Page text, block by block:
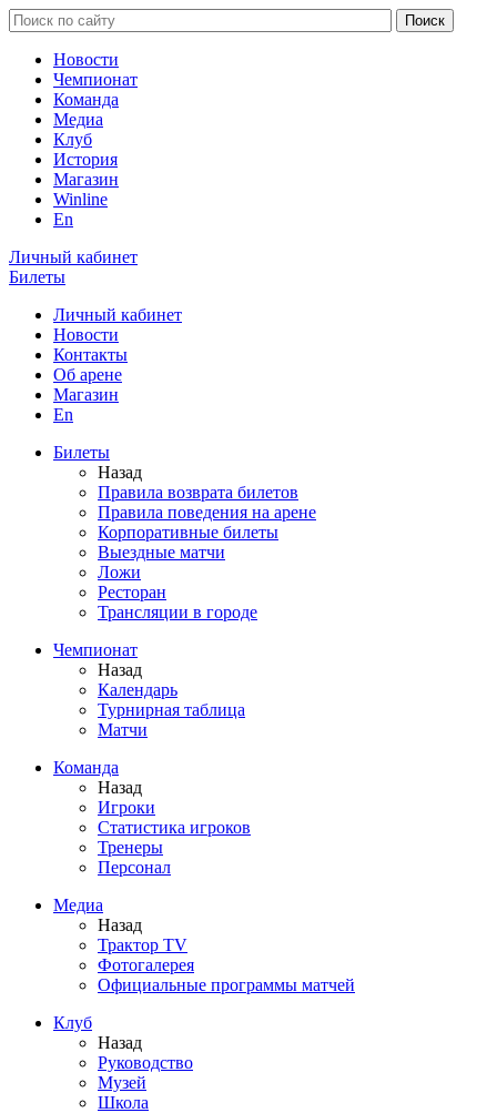
Новости
Чемпионат
Команда
Медиа
Клуб
История
Магазин
Winline
En
Личный кабинет
Билеты
Личный кабинет
Новости
Контакты
Об арене
Магазин
En
Билеты
Назад
Правила возврата билетов
Правила поведения на арене
Корпоративные билеты
Выездные матчи
Ложи
Ресторан
Трансляции в городе
Чемпионат
Назад
Календарь
Турнирная таблица
Матчи
Команда
Назад
Игроки
Статистика игроков
Тренеры
Персонал
Медиа
Назад
Трактор TV
Фотогалерея
Официальные программы матчей
Клуб
Назад
Руководство
Музей
Школа